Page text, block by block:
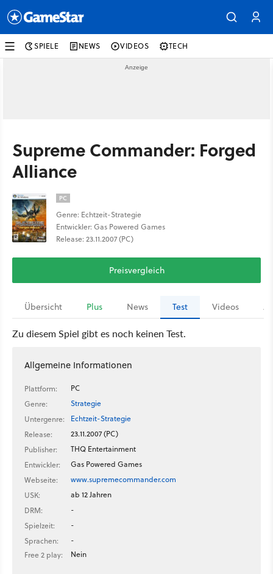
SPIELE NEWS VIDEOS TECH
Supreme Commander: Forged
Alliance
PC
Genre: Echtzeit-Strategie
Entwickler: Gas Powered Games
Release: 23.11.2007 (PC)
Preisvergleich
Übersicht Plus News Test Videos
Zu diesem Spiel gibt es noch keinen Test.
Allgemeine Informationen
Plattform:
PC
Genre:
Strategie
Untergenre:
Echtzeit-Strategie
Release:
23.11.2007 (PC)
Publisher:
THQ Entertainment
Entwickler:
Gas Powered Games
Webseite:
www.supremecommander.com
USK:
ab 12 Jahren
DRM:
-
Spielzeit:
-
Sprachen:
-
Free 2 play:
Nein